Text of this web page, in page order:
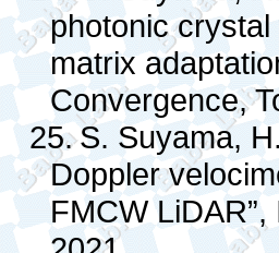
photonic
matrix
Convergence,
25.S. Suyama,
Doppler
FMCW